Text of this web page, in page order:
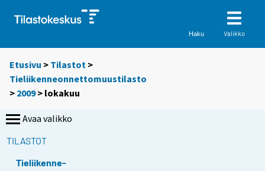
Haku Valikko
Etusivu > Tilastot >
Tieliikenneonnettomuustilasto
> 2009> lokakuu
Avaa valikko
TILASTOT
Tieliikenne-